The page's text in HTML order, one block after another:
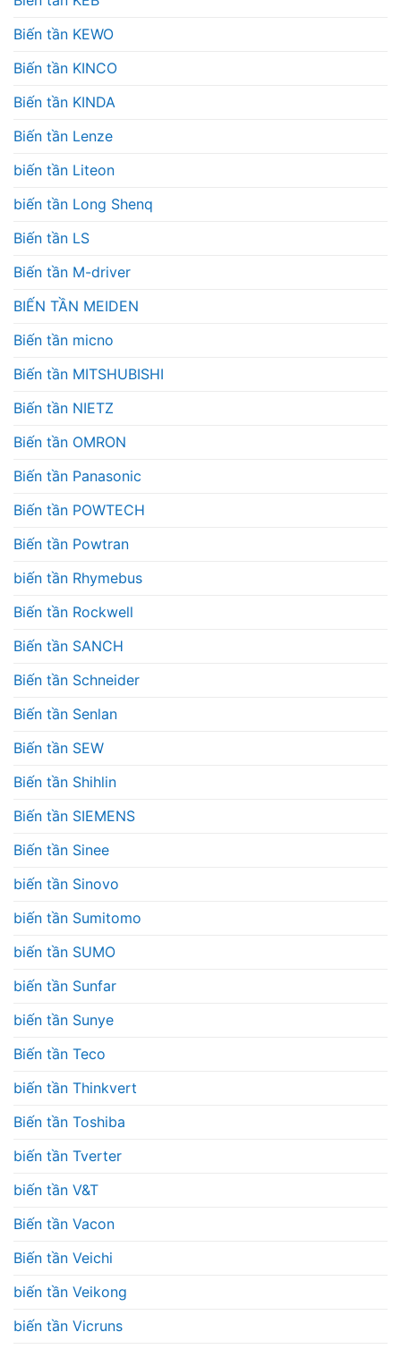
Biến tần KEWO
Biến tần KINCO
Biến tần KINDA
Biến tần Lenze
biến tần Liteon
biến tần Long Shenq
Biến tần LS
Biến tần M-driver
BIẾN TẦN MEIDEN
Biến tần micno
Biến tần MITSHUBISHI
Biến tần NIETZ
Biến tần OMRON
Biến tần Panasonic
Biến tần POWTECH
Biến tần Powtran
biến tần Rhymebus
Biến tần Rockwell
Biến tần SANCH
Biến tần Schneider
Biến tần Senlan
Biến tần SEW
Biến tần Shihlin
Biến tần SIEMENS
Biến tần Sinee
biến tần Sinovo
biến tần Sumitomo
biến tần SUMO
biến tần Sunfar
biến tần Sunye
Biến tần Teco
biến tần Thinkvert
Biến tần Toshiba
biến tần Tverter
biến tần V&T
Biến tần Vacon
Biến tần Veichi
biến tần Veikong
biến tần Vicruns